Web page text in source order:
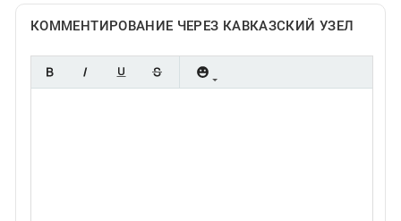
КОММЕНТИРОВАНИЕ ЧЕРЕЗ КАВКАЗСКИЙ УЗЕЛ